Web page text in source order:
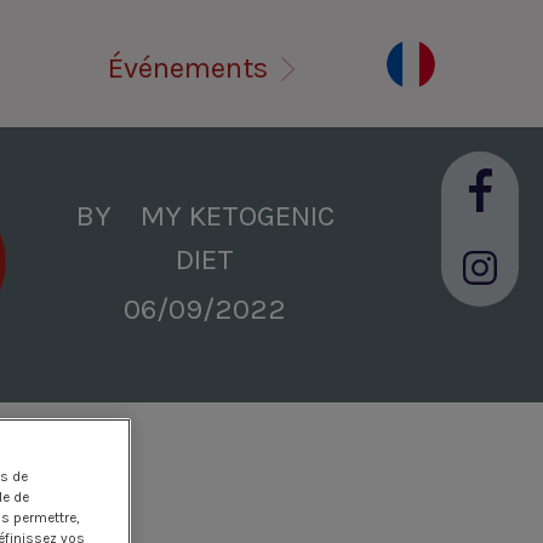
Événements
BY MY KETOGENIC
DIET
06/09/2022
de
de
permettre,
vos